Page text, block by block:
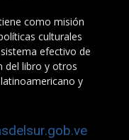
como misión
culturales
efectivo de
del libro y otros
y